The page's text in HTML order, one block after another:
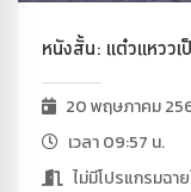
หนังสั้น: แต๋วแหววเ
20 พฤษภาคม
เวลา 09:57 น.
ไม่มีโปรแกรมฉา